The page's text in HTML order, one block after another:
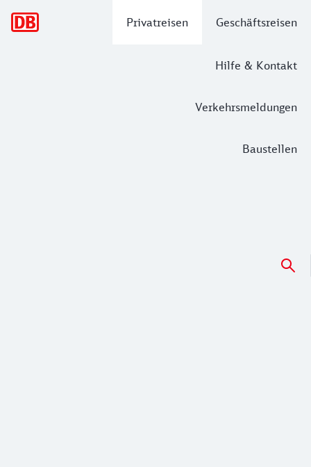
Privatreisen Geschäftsreisen
Hilfe & Kontakt
Verkehrsmeldungen
Baustellen